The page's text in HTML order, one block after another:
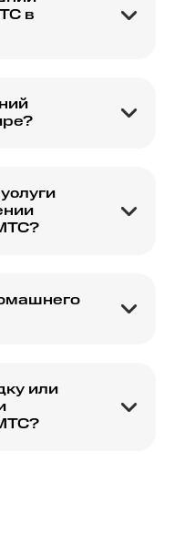
в
или